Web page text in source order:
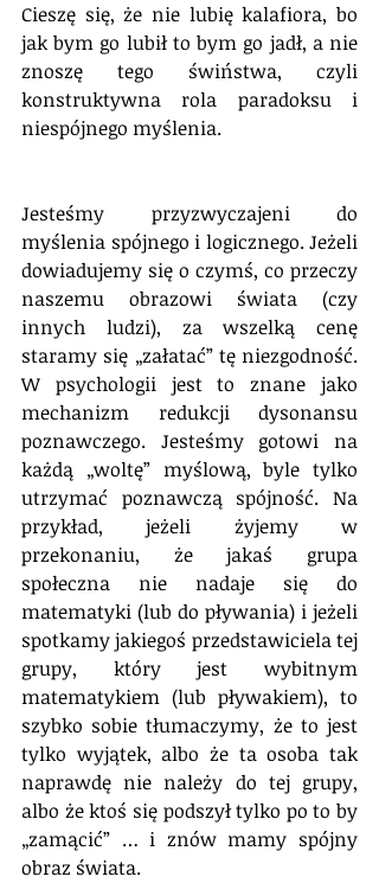
Cieszę się, że nie lubię kalafiora, bo
jak bym go lubił to bym go jadł, a nie
znoszę tego świństwa, czyli
konstruktywna rola paradoksu i
niespójnego myślenia.
Jesteśmy przyzwyczajeni do
myślenia spójnego i logicznego. Jeżeli
dowiadujemy się o czymś, co przeczy
naszemu obrazowi świata (czy
innych ludzi), za wszelką cenę
staramy się „załatać” tę niezgodność.
W psychologii jest to znane jako
mechanizm redukcji dysonansu
poznawczego. Jesteśmy gotowi na
każdą „woltę” myślową, byle tylko
utrzymać poznawczą spójność. Na
przykład, jeżeli żyjemy w
przekonaniu, że jakaś grupa
społeczna nie nadaje się do
matematyki (lub do pływania) i jeżeli
spotkamy jakiegoś przedstawiciela tej
grupy, który jest wybitnym
matematykiem (lub pływakiem), to
szybko sobie tłumaczymy, że to jest
tylko wyjątek, albo że ta osoba tak
naprawdę nie należy do tej grupy,
albo że ktoś się podszył tylko po to by
„zamącić” … i znów mamy spójny
obraz świata.